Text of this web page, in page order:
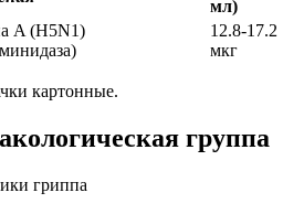
мл)
A (H5N1)
12.8-17.2
мкг
картонные.
группа
гриппа